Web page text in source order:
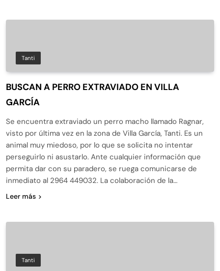
Tanti
BUSCAN A PERRO EXTRAVIADO EN VILLA
GARCÍA
Se encuentra extraviado un perro macho llamado Ragnar,
visto por última vez en la zona de Villa García, Tanti. Es un
animal muy miedoso, por lo que se solicita no intentar
perseguirlo ni asustarlo. Ante cualquier información que
permita dar con su paradero, se ruega comunicarse de
inmediato al 2964 449032. La colaboración de la…
Leer más
Tanti